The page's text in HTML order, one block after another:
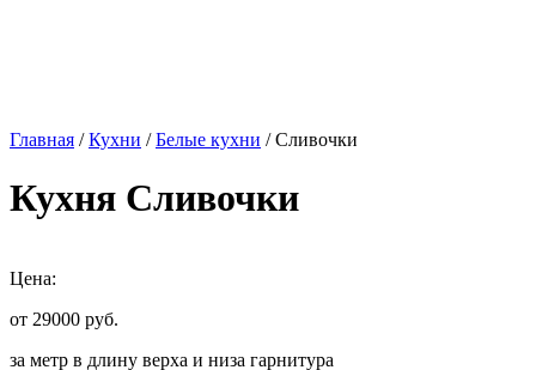
Главная /Кухни /Белые кухни / Сливочки
Кухня Сливочки
Цена:
от 29000 руб.
за метр в длину верха и низа гарнитура